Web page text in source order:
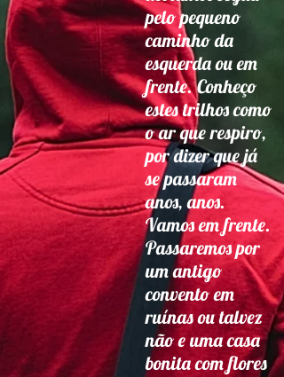
pelo pequeno
caminho da
esquerda ou em
frente. Conheço
estes trilhos como
o ar que respiro,
por dizer que já
se passaram
anos, anos.
Vamos em frente.
Passaremos por
um antigo
convento em
ruínas ou talvez
não e uma casa
bonita com flores